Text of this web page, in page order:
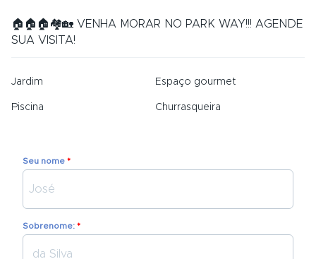
🏠🏠🏠🏘🏡 VENHA MORAR NO PARK WAY!!! AGENDE
SUA VISITA!
Jardim Espaço gourmet
Piscina Churrasqueira
Seu nome
Sobrenome: